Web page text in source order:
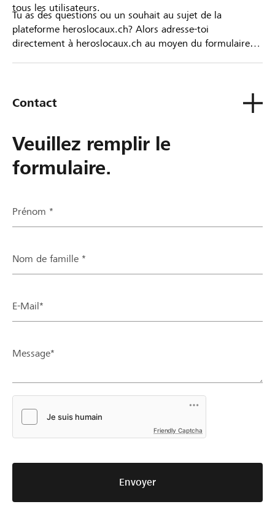
tous les utilisateurs.
Tu as des questions ou un souhait au sujet de la
plateforme heroslocaux.ch? Alors adresse-toi
directement à heroslocaux.ch au moyen du formulaire
Contact
Veuillez remplir le
formulaire.
Prénom *
Nom de famille *
E-Mail*
Message*
Friendly Captcha
Envoyer